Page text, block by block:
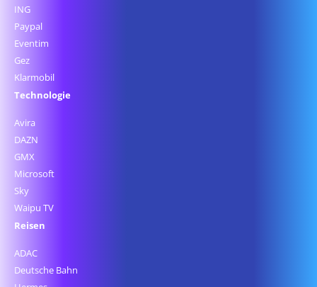
ING
Paypal
Eventim
Gez
Klarmobil
Technologie
Avira
DAZN
GMX
Microsoft
Sky
Waipu TV
Reisen
ADAC
Deutsche Bahn